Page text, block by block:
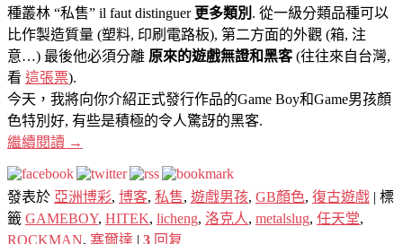
種叢林 “私售” il faut distinguer 更多類別 . 從一級分類品種可以
比作製造質量 (塑料, 印刷電路板), 第二方面的外觀 (箱, 注
意…) 最後他必須分離 原來的遊戲無證和黑客(往往來自台灣,
看 這張票).
今天，我將向你介紹正式發行作品的Game Boy和Game男孩顏
色特別好, 有些是積極的令人驚訝的黑客.
繼續閱讀 →
發表於 亞洲博彩, 博客, 私售, 遊戲男孩, GB顏色, 復古遊戲 | 標
籤 GAMEBOY, HITEK, licheng, 洛克人, metalslug, 任天堂,
ROCKMAN, 塞爾達 | 3 回复